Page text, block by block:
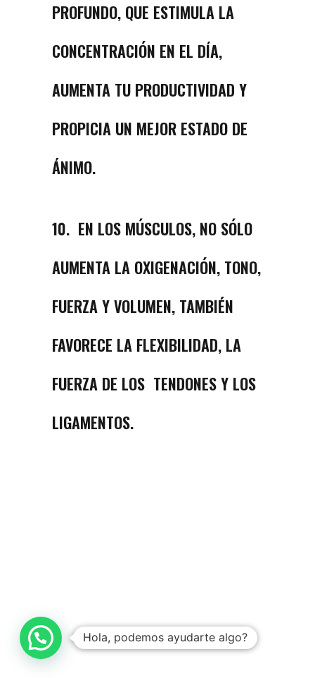
PROFUNDO, QUE ESTIMULA LA
CONCENTRACIÓN EN EL DÍA,
AUMENTA TU PRODUCTIVIDAD Y
PROPICIA UN MEJOR ESTADO DE
ÁNIMO.
10. EN LOS MÚSCULOS, NO SÓLO
AUMENTA LA OXIGENACIÓN, TONO,
FUERZA Y VOLUMEN, TAMBIÉN
FAVORECE LA FLEXIBILIDAD, LA
FUERZA DE LOS TENDONES Y LOS
LIGAMENTOS.
Hola, podemos ayudarte algo?